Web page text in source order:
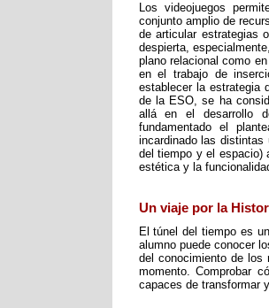
Los videojuegos
conjunto amplio de
de articular estrategias
despierta,
plano relacional como
en el trabajo de
establecer la estrategia
de la ESO, se ha
allá en el desarrollo
fundamentado el
incardinado las
del tiempo y el espacio)
estética y la
Un viaje por la
El túnel del tiempo es
alumno puede conocer
del conocimiento de
momento. Comprobar
capaces de transformar